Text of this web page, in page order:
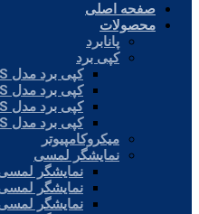
صفحه اصلی
محصولات
پانابرد
کپی برد
کپی برد مدل CCB-55S
کپی برد مدل CCB-65S
کپی برد مدل CCB-75S
کپی برد مدل CCB-88S
میکروکامپیوتر
نمایشگر لمسی
نمایشگر لمسی 55
نمایشگر لمسی 65
نمایشگر لمسی 75